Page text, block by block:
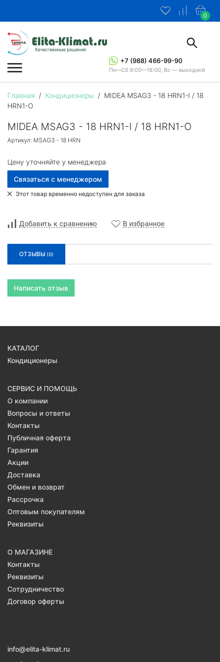
0
+7 (988) 466-99-90
Пн—Сб 9:00—18:00, Вс — выходной
Главная / Кондиционеры / MIDEA MSAG3 - 18 HRN1-I / 18
HRN1-O
MIDEA MSAG3 - 18 HRN1-I / 18 HRN1-O
Артикул: MSAG3 - 18 HRN
Цену уточняйте у менеджера
Связаться с менеджером
Этот товар временно недоступен для заказа
Добавить к сравнению В избранное
ОТЗЫВЫ (0)
Написать отзыв
КАТАЛОГ
Кондиционеры
СЕРВИС И ПОМОЩЬ
О компании
Вопросы и ответы
Контакты
Публичная оферта
Гарантия
Акции
Доставка
Обмен и возврат
Рассрочка
Оптовым покупателям
Реквизиты
О МАГАЗИНЕ
Контакты
Реквизиты
Сотрудничество
Договор оферты
info@elita-klimat.ru